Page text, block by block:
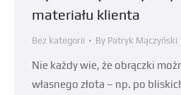
materiału klienta
Bez kategorii By Patryk Mączyński
Nie każdy wie, że obrączki
własnego złota – np. po